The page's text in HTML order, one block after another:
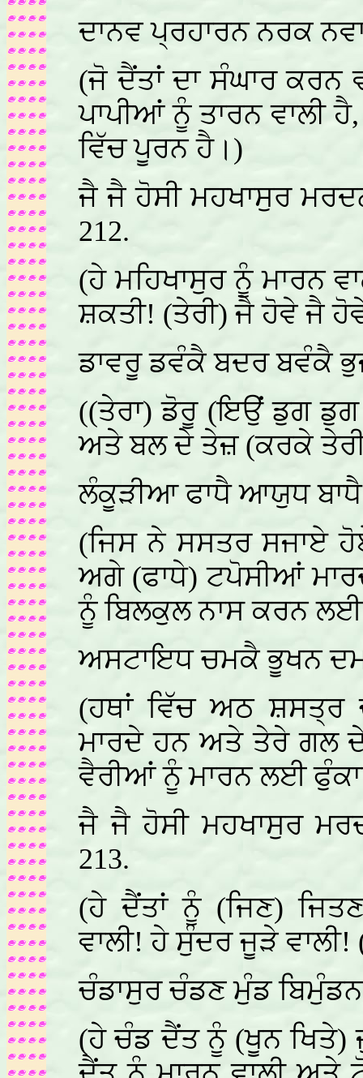
ਦਾਨਵ ਪ੍ਰਹਾਰਨ ਨਰਕ
(ਜੋ ਦੈਂਤਾਂ ਦਾ ਸੰਘਾਰ ਕਰਨ
ਪਾਪੀਆਂ ਨੂੰ ਤਾਰਨ ਵਾਲੀ
ਵਿੱਚ ਪੂਰਨ ਹੈ।)
ਜੈ ਜੈ ਹੋਸੀ ਮਹਖਾਸੁਰ
212.
(ਹੇ ਮਹਿਖਾਸੁਰ ਨੂੰ ਮਾਰਨ
ਸ਼ਕਤੀ! (ਤੇਰੀ) ਜੈ ਹੋਵੇ ਜੈ
ਡਾਵਰੂ ਡਵੰਕੈ ਬਦਰ ਬਵੰਕੈ
((ਤੇਰਾ) ਡੋਰੂ (ਇਉਂ ਡੁਗ ਡੁਗ
ਅਤੇ ਬਲ ਦੇ ਤੇਜ਼ (ਕਰਕੇ
ਲੰਕੂੜੀਆ ਫਾਧੈ ਆਯੁਧ
(ਜਿਸ ਨੇ ਸਸਤਰ ਸਜਾਏ
ਅਗੇ (ਫਾਧੇ) ਟਪੋਸੀਆਂ
ਨੂੰ ਬਿਲਕੁਲ ਨਾਸ ਕਰਨ ਲਈ
ਅਸਟਾਇਧ ਚਮਕੈ ਭੂਖਨ
(ਹਥਾਂ ਵਿੱਚ ਅਠ
ਮਾਰਦੇ ਹਨ ਅਤੇ ਤੇਰੇ ਗਲ
ਵੈਰੀਆਂ ਨੂੰ ਮਾਰਨ ਲਈ
ਜੈ ਜੈ ਹੋਸੀ ਮਹਖਾਸੁਰ
213.
(ਹੇ ਦੈਂਤਾਂ ਨੂੰ (ਜਿਣ)
ਵਾਲੀ! ਹੇ ਸੁੰਦਰ ਜੂੜੇ
ਚੰਡਾਸੁਰ ਚੰਡਣ ਮੁੰਡ
(ਹੇ ਚੰਡ ਦੈਂਤ ਨੂੰ (ਖੂਨ ਖਿਤੇ)